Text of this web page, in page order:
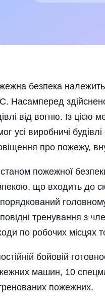
безпека належить
Насамперед
від вогню. Із цією
усі виробничі
про пожежу,
пожежної
що входить до
тренування з
по робочих місцях
бойовій
машин, 10
пожежних.